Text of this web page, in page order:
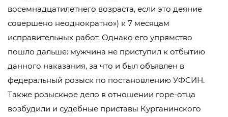
восемнадцатилетнего возраста, если это деяние
совершено неоднократно») к 7 месяцам
исправительных работ. Однако его упрямство
пошло дальше: мужчина не приступил к отбытию
данного наказания, за что и был объявлен в
федеральный розыск по постановлению УФСИН.
Также розыскное дело в отношении горе-отца
возбудили и судебные приставы Курганинского